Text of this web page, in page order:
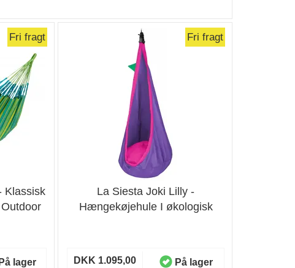
Fri fragt
Klassisk
På lager
Fri fragt
La Siesta Joki Lilly -
Hængekøjehule I økologisk
DKK 1.095,00 På lager